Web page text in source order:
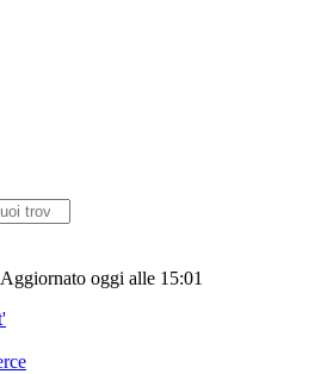
Aggiornato oggi alle 15:01